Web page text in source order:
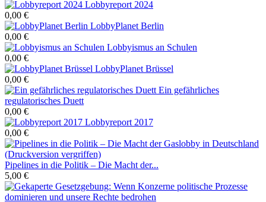
Lobbyreport 2024
0,00 €
LobbyPlanet Berlin
0,00 €
Lobbyismus an Schulen
0,00 €
LobbyPlanet Brüssel
0,00 €
Ein gefährliches
regulatorisches Duett
0,00 €
Lobbyreport 2017
0,00 €
Pipelines in die Politik – Die Macht der...
5,00 €